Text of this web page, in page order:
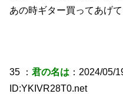
あの時ギター買ってあげ
35 ：君の名は ：2024/05/
ID:YKIVR28T0.net